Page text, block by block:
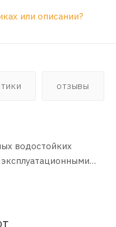
или описании?
ОТЗЫВЫ
водостойких
с